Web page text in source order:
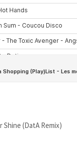
Shine (DatA Remix)